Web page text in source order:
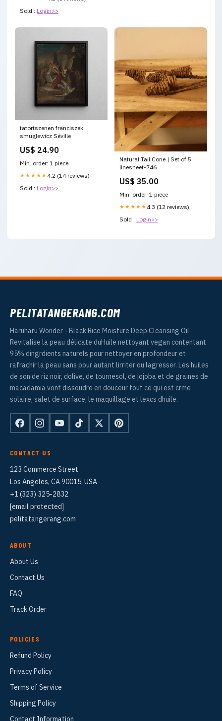
Sold : Login>>
tatortszenen franciszek
smuglewicz Séville
US$ 24.90
Min. order: 1 piece
★★★★★ 4.2 (14 reviews)
Sold : Login>>
Natural Tail Cone | Set of 5
linesheet-746
US$ 35.00
Min. order: 1 piece
★★★★★ 4.3 (12 reviews)
Sold : Login>>
PELITATANGERANG.COM
Haruharu Wonder - Black Rice Moisture Deep Cleansing Oil
Revitalise la peau délicate duHuile nettoyant vegan contentant
95% dingrdients naturels pour nettoyer en profondeur et
rafrachir la peau sans pour autant lirriter ou lagresser. Les huiles
de son de riz noir, dolive, de tournesol, de jojoba et de graines de
macadamia vont dissoudre en douceur tout ce qui est crme
solaire, salet de surface, le maquillage et lexcs dhuile.
CONTACT US
123 Commerce Street
Los Angeles, CA 90015, USA
+1 (323) 325-2832
[email protected]
pelitatangerang.com
ABOUT
About Us
Contact Us
FAQ
Track Order
POLICIES
Refund Policy
Privacy Policy
Terms of Service
Shipping Policy
Contact Information